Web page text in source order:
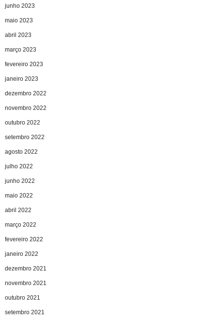
junho 2023
maio 2023
abril 2023
março 2023
fevereiro 2023
janeiro 2023
dezembro 2022
novembro 2022
outubro 2022
setembro 2022
agosto 2022
julho 2022
junho 2022
maio 2022
abril 2022
março 2022
fevereiro 2022
janeiro 2022
dezembro 2021
novembro 2021
outubro 2021
setembro 2021